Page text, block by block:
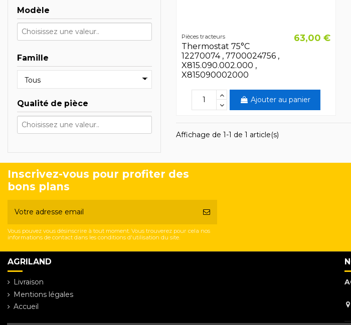
Pièces tracteurs
Thermostat 75°C
12270074 , 7700024756 ,
X815.090.002.000 ,
X815090002000
63,00 €
Ajouter au panier
Affichage de 1-1 de 1 article(s)
Modèle
Famille
Qualité de pièce
Inscrivez-vous pour profiter des
bons plans
Vous pouvez vous désinscrire à tout moment. Vous trouverez pour cela nos
informations de contact dans les conditions d'utilisation du site.
AGRILAND
Livraison
Mentions légales
Accueil